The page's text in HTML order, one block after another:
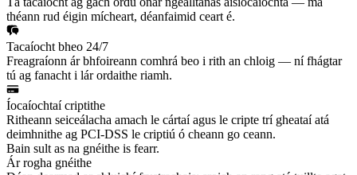
théann rud éigin mícheart, déanfaimid ceart é.
Tacaíocht bheo 24/7
Freagraíonn ár bhfoireann comhrá beo i rith an chloig — ní fhágtar
tú ag fanacht i lár ordaithe riamh.
Íocaíochtaí criptithe
Ritheann seiceálacha amach le cártaí agus le cripte trí gheataí atá
deimhnithe ag PCI-DSS le criptiú ó cheann go ceann.
Bain sult as na gnéithe is fearr.
Ár rogha gnéithe